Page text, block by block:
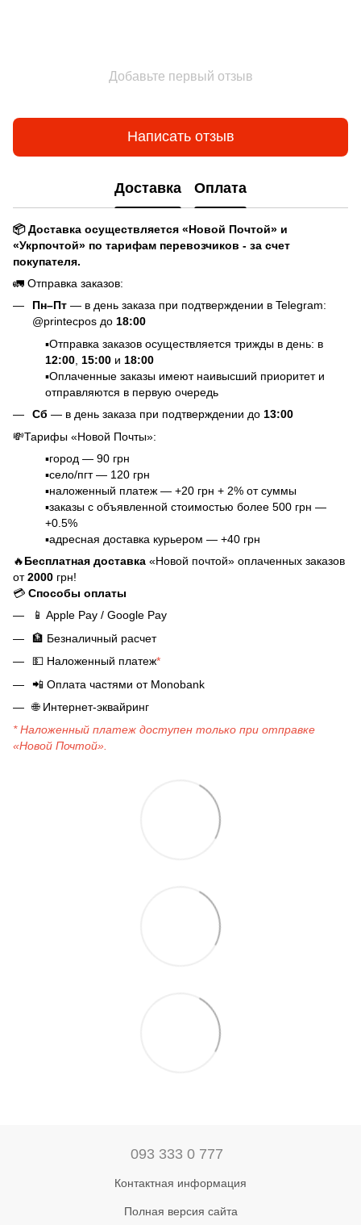
Добавьте первый отзыв
Написать отзыв
Доставка Оплата
📦 Доставка осуществляется «Новой Почтой» и
«Укрпочтой» по тарифам перевозчиков - за счет
покупателя.
🚛 Отправка заказов:
Пн–Пт — в день заказа при подтверждении в Telegram:
@printecpos до 18:00
▪️Отправка заказов осуществляется трижды в день: в
12:00 15:00 и 18:00
▪️Оплаченные заказы имеют наивысший приоритет и
отправляются в первую очередь
Сб — в день заказа при подтверждении до 13:00
💸Тарифы «Новой Почты»:
▪️город — 90 грн
▪️село/пгт — 120 грн
▪️наложенный платеж — +20 грн + 2% от суммы
▪️заказы с объявленной стоимостью более 500 грн —
+0.5%
▪️адресная доставка курьером — +40 грн
🔥Бесплатная доставка «Новой почтой» оплаченных заказов
от2000 грн!
💳 Способы оплаты
📱 Apple Pay / Google Pay
🏦 Безналичный расчет
💵 Наложенный платеж*
📲 Оплата частями от Monobank
🌐Интернет-эквайринг
* Наложенный платеж доступен только при отправке
«Новой Почтой».
093 333 0 777
Контактная информация
Полная версия сайта